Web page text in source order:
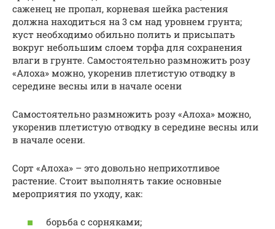
саженец не пропал, корневая шейка растения
должна находиться на 3 см над уровнем грунта;
куст необходимо обильно полить и присыпать
вокруг небольшим слоем торфа для сохранения
влаги в грунте. Самостоятельно размножить розу
«Алоха» можно, укоренив плетистую отводку в
середине весны или в начале осени
Самостоятельно размножить розу «Алоха» можно,
укоренив плетистую отводку в середине весны или
в начале осени.
Сорт «Алоха» – это довольно неприхотливое
растение. Стоит выполнять такие основные
мероприятия по уходу, как:
борьба с сорняками;